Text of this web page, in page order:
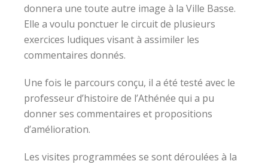
donnera une toute autre image à la Ville Basse.
Elle a voulu ponctuer le circuit de plusieurs
exercices ludiques visant à assimiler les
commentaires donnés.
Une fois le parcours conçu, il a été testé avec le
professeur d’histoire de l’Athénée qui a pu
donner ses commentaires et propositions
d’amélioration.
Les visites programmées se sont déroulées à la